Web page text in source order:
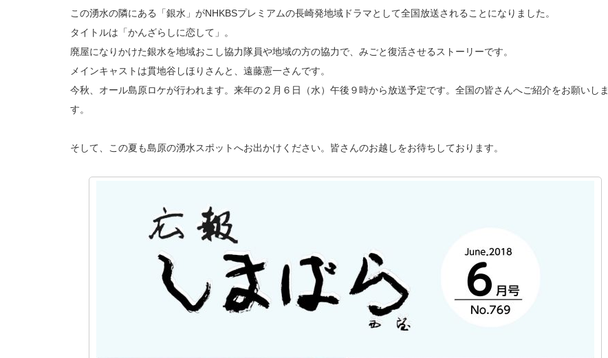
この湧水の隣にある「銀水」がNHKBSプレミアムの長崎発地域ドラマとして全国放送されることになりました。
タイトルは「かんざらしに恋して」。
廃屋になりかけた銀水を地域おこし協力隊員や地域の方の協力で、みごと復活させるストーリーです。
メインキャストは貫地谷しほりさんと、遠藤憲一さんです。
今秋、オール島原ロケが行われます。来年の２月６日（水）午後９時から放送予定です。全国の皆さんへご紹介をお願いしま
す。
そして、この夏も島原の湧水スポットへお出かけください。皆さんのお越しをお待ちしております。